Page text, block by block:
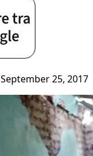
September 25, 2017